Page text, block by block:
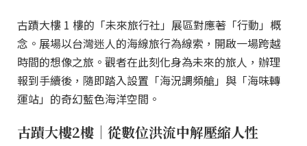
古蹟大樓 1 樓的「未來旅行社」展區對應著「行動」概
念。展場以台灣迷人的海線旅行為線索，開啟一場跨越
時間的想像之旅。觀者在此刻化身為未來的旅人，辦理
報到手續後，隨即踏入設置「海況調頻艙」與「海味轉
運站」的奇幻藍色海洋空間。
古蹟大樓2樓｜從數位洪流中解壓縮人性